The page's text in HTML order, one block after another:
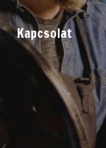
Kapcsolat